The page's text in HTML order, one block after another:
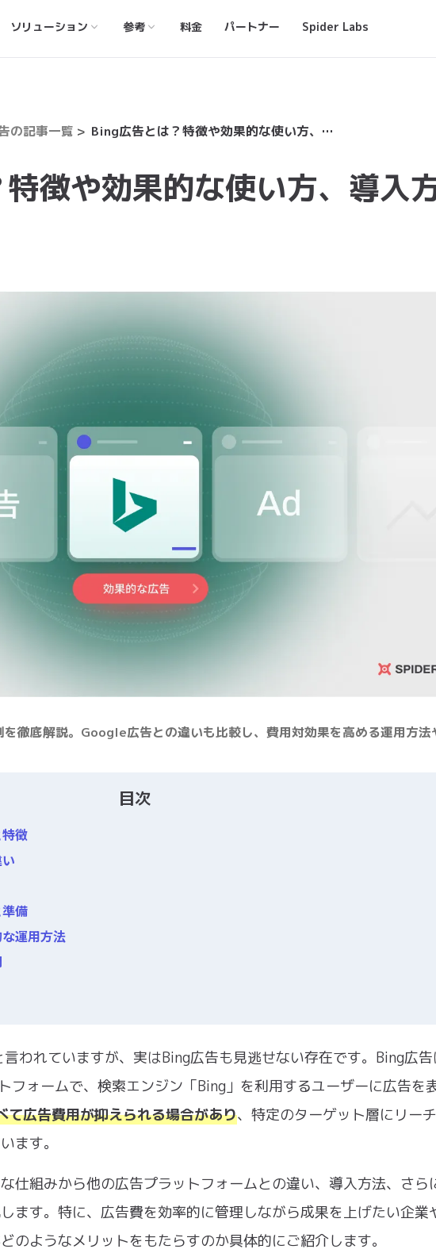
ソリューション 参考 料金 パートナー Spider Labs
の記事一覧 Bing広告とは？特徴や効果的な使い方、導入方法を詳しく紹介
徴や効果的な使い方、導入
徹底解説。Google広告との違いも比較し、費用対効果を高める運用方法
目次
徴
備
運用方法
われていますが、実はBing広告も見逃せない存在です。Bing広告
ォームで、検索エンジン「Bing」を利用するユーザーに広告を
広告費用が抑えられる場合があり、特定のターゲット層にリー
ます。
仕組みから他の広告プラットフォームとの違い、導入方法、さら
ます。特に、広告費を効率的に管理しながら成果を上げたい企業
のようなメリットをもたらすのか具体的にご紹介します。